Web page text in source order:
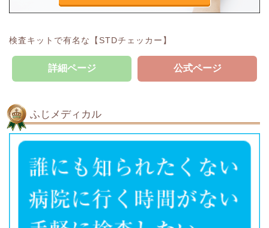
検査キットで有名な【STDチェッカー】
詳細ページ 公式ページ
ふじメディカル